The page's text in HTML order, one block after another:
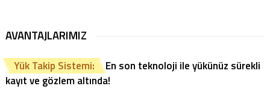
AVANTAJLARIMIZ
Yük Takip Sistemi: En son teknoloji ile yükünüz sürekli
kayıt ve gözlem altında!